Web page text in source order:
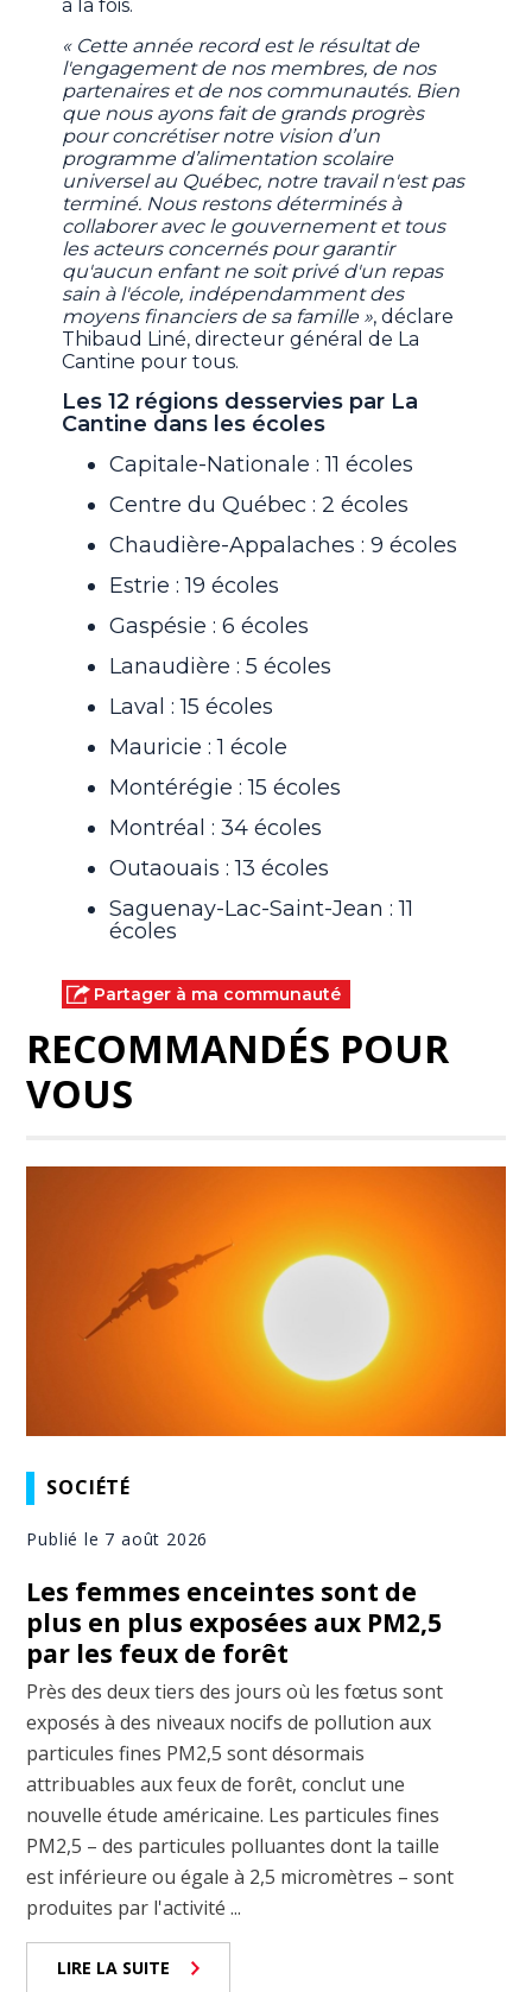
à la fois.
« Cette année record est le résultat de
l'engagement de nos membres, de nos
partenaires et de nos communautés. Bien
que nous ayons fait de grands progrès
pour concrétiser notre vision d’un
programme d’alimentation scolaire
universel au Québec, notre travail n'est pas
terminé. Nous restons déterminés à
collaborer avec le gouvernement et tous
les acteurs concernés pour garantir
qu'aucun enfant ne soit privé d'un repas
sain à l'école, indépendamment des
moyens financiers de sa famille », déclare
Thibaud Liné, directeur général de La
Cantine pour tous.
Les 12 régions desservies par La
Cantine dans les écoles
Capitale-Nationale : 11 écoles
Centre du Québec : 2 écoles
Chaudière-Appalaches : 9 écoles
Estrie : 19 écoles
Gaspésie : 6 écoles
Lanaudière : 5 écoles
Laval : 15 écoles
Mauricie : 1 école
Montérégie : 15 écoles
Montréal : 34 écoles
Outaouais : 13 écoles
Saguenay-Lac-Saint-Jean : 11
écoles
Partager à ma communauté
RECOMMANDÉS POUR
VOUS
SOCIÉTÉ
Publié le 7 août 2026
Les femmes enceintes sont de
plus en plus exposées aux PM2,5
par les feux de forêt
Près des deux tiers des jours où les fœtus sont
exposés à des niveaux nocifs de pollution aux
particules fines PM2,5 sont désormais
attribuables aux feux de forêt, conclut une
nouvelle étude américaine. Les particules fines
PM2,5 – des particules polluantes dont la taille
est inférieure ou égale à 2,5 micromètres – sont
produites par l'activité ...
LIRE LA SUITE